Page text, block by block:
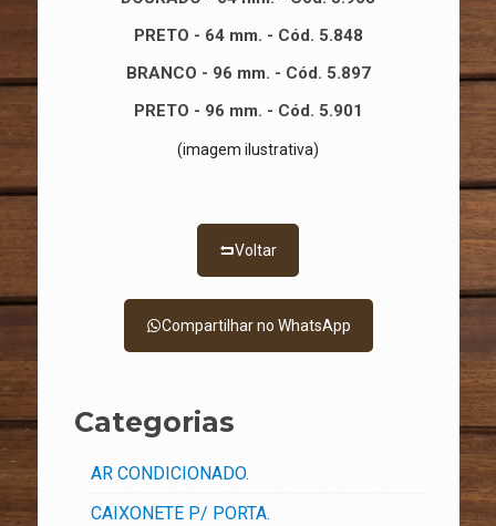
PRETO - 64 mm. - Cód. 5.848
BRANCO - 96 mm. - Cód. 5.897
PRETO - 96 mm. - Cód. 5.901
(imagem ilustrativa)
Voltar
Compartilhar no WhatsApp
Categorias
AR CONDICIONADO.
CAIXONETE P/ PORTA.